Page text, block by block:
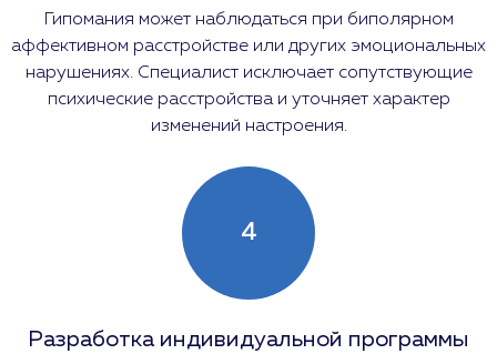
Гипомания может наблюдаться при биполярном
аффективном расстройстве или других эмоциональных
нарушениях. Специалист исключает сопутствующие
психические расстройства и уточняет характер
изменений настроения.
4
Разработка индивидуальной программы